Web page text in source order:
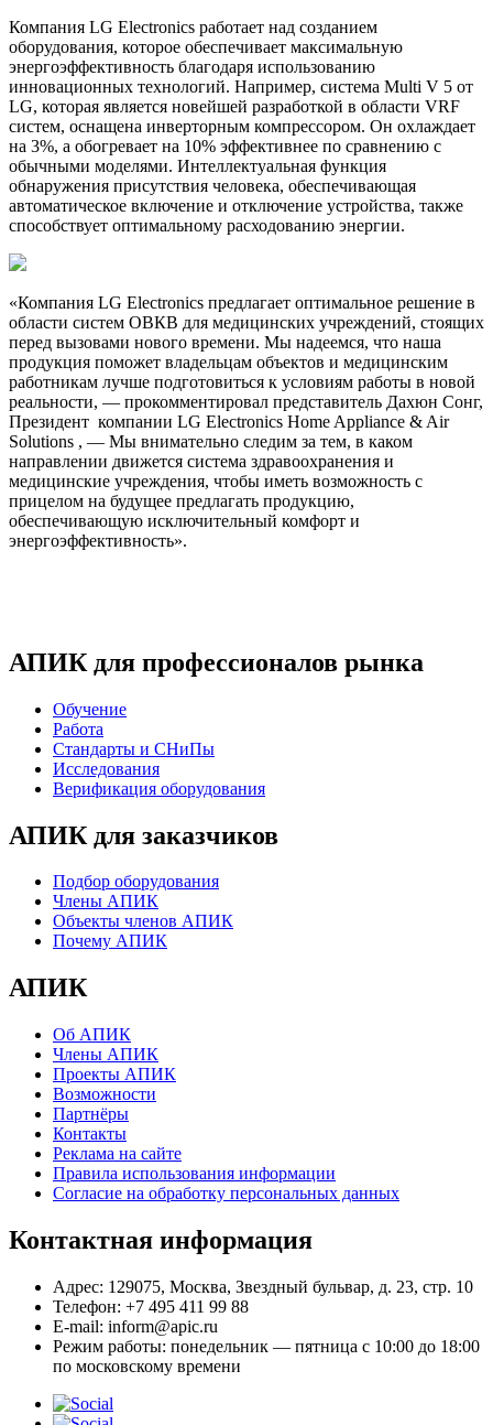
Компания LG Electronics работает над созданием
оборудования, которое обеспечивает максимальную
энергоэффективность благодаря использованию
инновационных технологий. Например, система Multi V 5 от
LG, которая является новейшей разработкой в области VRF
систем, оснащена инверторным компрессором. Он охлаждает
на 3%, а обогревает на 10% эффективнее по сравнению с
обычными моделями. Интеллектуальная функция
обнаружения присутствия человека, обеспечивающая
автоматическое включение и отключение устройства, также
способствует оптимальному расходованию энергии.
«Компания LG Electronics предлагает оптимальное решение в
области систем ОВКВ для медицинских учреждений, стоящих
перед вызовами нового времени. Мы надеемся, что наша
продукция поможет владельцам объектов и медицинским
работникам лучше подготовиться к условиям работы в новой
реальности, — прокомментировал представитель Дахюн Сонг,
Президент компании LG Electronics Home Appliance & Air
Solutions , — Мы внимательно следим за тем, в каком
направлении движется система здравоохранения и
медицинские учреждения, чтобы иметь возможность с
прицелом на будущее предлагать продукцию,
обеспечивающую исключительный комфорт и
энергоэффективность».
АПИК для профессионалов рынка
Обучение
Работа
Стандарты и СНиПы
Исследования
Верификация оборудования
АПИК для заказчиков
Подбор оборудования
Члены АПИК
Объекты членов АПИК
Почему АПИК
АПИК
Об АПИК
Члены АПИК
Проекты АПИК
Возможности
Партнёры
Контакты
Реклама на сайте
Правила использования информации
Согласие на обработку персональных данных
Контактная информация
Адрес: 129075, Москва, Звездный бульвар, д. 23, стр. 10
Телефон: +7 495 411 99 88
E-mail: inform@apic.ru
Режим работы: понедельник — пятница с 10:00 до 18:00
по московскому времени